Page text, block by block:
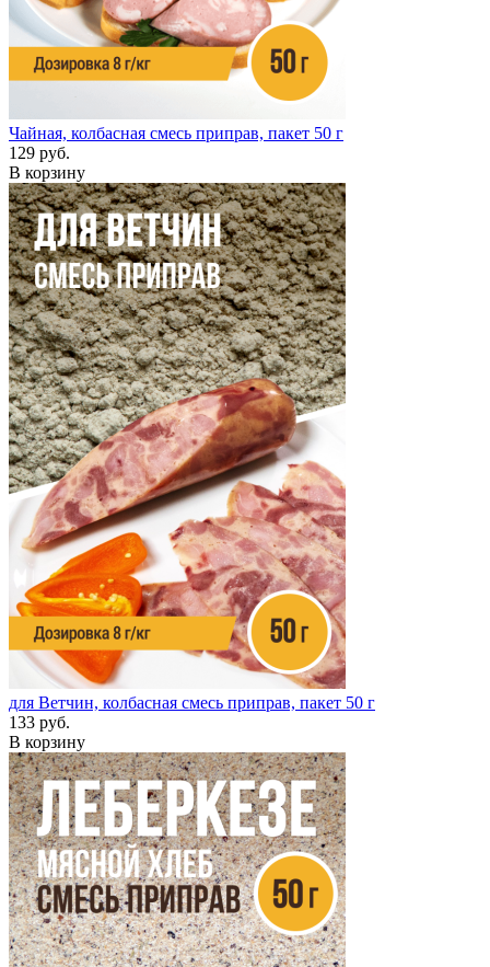
Чайная, колбасная смесь приправ, пакет 50 г
129 руб.
В корзину
для Ветчин, колбасная смесь приправ, пакет 50 г
133 руб.
В корзину